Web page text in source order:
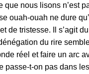
que nous lisons n’est
ouah-ouah ne dure
de tristesse. Il s’agit
du rire
réel et faire un arc
passe-t-on pas dans